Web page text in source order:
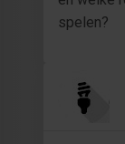
spelen?